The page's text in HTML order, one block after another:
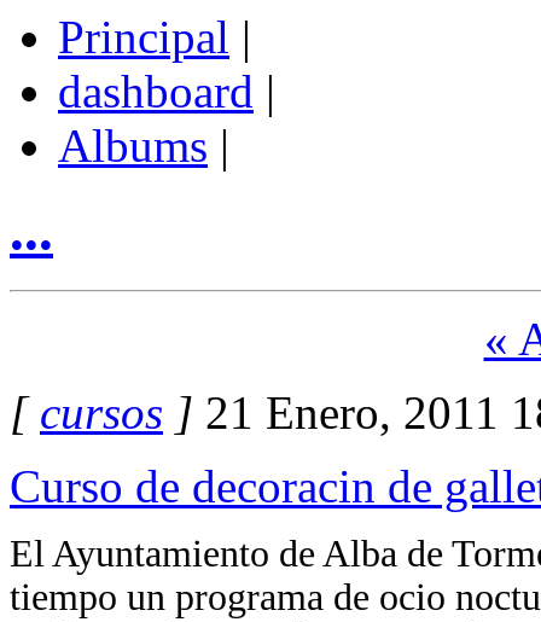
Principal |
dashboard |
Albums |
...
«
[ cursos ] 21 Enero, 2011
Curso de decoracin de
El Ayuntamiento de Alba de
tiempo un programa de ocio